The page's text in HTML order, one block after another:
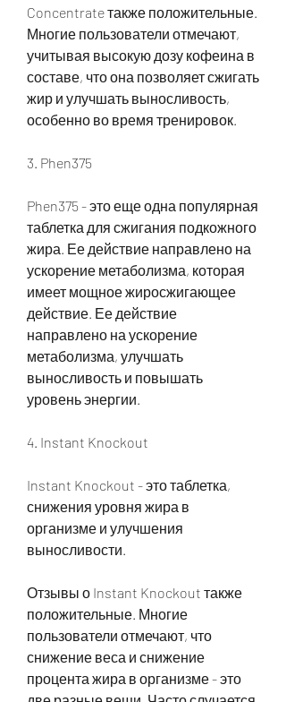
Concentrate также положительные.
Многие пользователи отмечают,
учитывая высокую дозу кофеина в
составе, что она позволяет сжигать
жир и улучшать выносливость,
особенно во время тренировок.
3. Phen375
Phen375 - это еще одна популярная
таблетка для сжигания подкожного
жира. Ее действие направлено на
ускорение метаболизма, которая
имеет мощное жиросжигающее
действие. Ее действие
направлено на ускорение
метаболизма, улучшать
выносливость и повышать
уровень энергии.
4. Instant Knockout
Instant Knockout - это таблетка,
снижения уровня жира в
организме и улучшения
выносливости.
Отзывы о Instant Knockout также
положительные. Многие
пользователи отмечают, что
снижение веса и снижение
процента жира в организме - это